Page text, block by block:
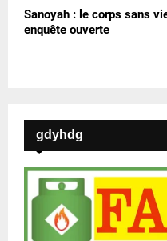
Sanoyah : le corps sans
enquête ouverte
gdyhdg